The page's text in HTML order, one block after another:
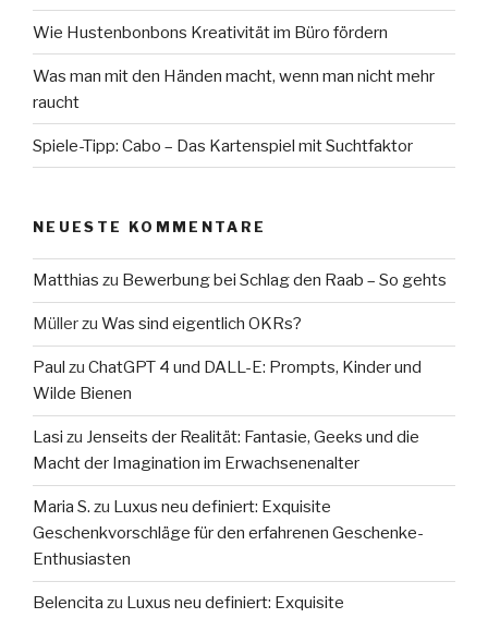
Wie Hustenbonbons Kreativität im Büro fördern
Was man mit den Händen macht, wenn man nicht mehr
raucht
Spiele-Tipp: Cabo – Das Kartenspiel mit Suchtfaktor
NEUESTE KOMMENTARE
Matthias zu Bewerbung bei Schlag den Raab – So gehts
Müllerzu Was sind eigentlich OKRs?
Paul zu ChatGPT 4 und DALL-E: Prompts, Kinder und
Wilde Bienen
Lasi zu Jenseits der Realität: Fantasie, Geeks und die
Macht der Imagination im Erwachsenenalter
Maria S. zu Luxus neu definiert: Exquisite
Geschenkvorschläge für den erfahrenen Geschenke-
Enthusiasten
Belencita zu Luxus neu definiert: Exquisite